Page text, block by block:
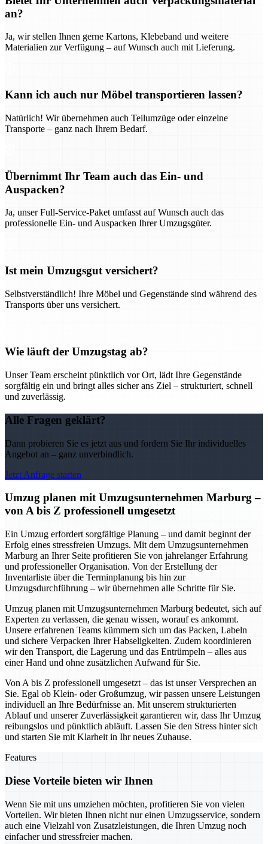
an?
Ja, wir stellen Ihnen gerne Kartons, Klebeband und weitere
Materialien zur Verfügung – auf Wunsch auch mit Lieferung.
Kann ich auch nur Möbel transportieren lassen?
Natürlich! Wir übernehmen auch Teilumzüge oder einzelne
Transporte – ganz nach Ihrem Bedarf.
Übernimmt Ihr Team auch das Ein- und
Auspacken?
Ja, unser Full-Service-Paket umfasst auf Wunsch auch das
professionelle Ein- und Auspacken Ihrer Umzugsgüter.
Ist mein Umzugsgut versichert?
Selbstverständlich! Ihre Möbel und Gegenstände sind während des
Transports über uns versichert.
Wie läuft der Umzugstag ab?
Unser Team erscheint pünktlich vor Ort, lädt Ihre Gegenstände
sorgfältig ein und bringt alles sicher ans Ziel – strukturiert, schnell
und zuverlässig.
Alle Fragen geklärt?
Dann probieren Sie es jetzt aus und fordern Sie Ihr individuelles
Angebot an – ganz unverbindlich.
Jetzt Anfrage starten
Umzug planen mit Umzugsunternehmen Marburg –
von A bis Z professionell umgesetzt
Ein Umzug erfordert sorgfältige Planung – und damit beginnt der
Erfolg eines stressfreien Umzugs. Mit dem Umzugsunternehmen
Marburg an Ihrer Seite profitieren Sie von jahrelanger Erfahrung
und professioneller Organisation. Von der Erstellung der
Inventarliste über die Terminplanung bis hin zur
Umzugsdurchführung – wir übernehmen alle Schritte für Sie.
Umzug planen mit Umzugsunternehmen Marburg bedeutet, sich auf
Experten zu verlassen, die genau wissen, worauf es ankommt.
Unsere erfahrenen Teams kümmern sich um das Packen, Labeln
und sichere Verpacken Ihrer Habseligkeiten. Zudem koordinieren
wir den Transport, die Lagerung und das Entrümpeln – alles aus
einer Hand und ohne zusätzlichen Aufwand für Sie.
Von A bis Z professionell umgesetzt – das ist unser Versprechen an
Sie. Egal ob Klein- oder Großumzug, wir passen unsere Leistungen
individuell an Ihre Bedürfnisse an. Mit unserem strukturierten
Ablauf und unserer Zuverlässigkeit garantieren wir, dass Ihr Umzug
reibungslos und pünktlich abläuft. Lassen Sie den Stress hinter sich
und starten Sie mit Klarheit in Ihr neues Zuhause.
Features
Diese Vorteile bieten wir Ihnen
Wenn Sie mit uns umziehen möchten, profitieren Sie von vielen
Vorteilen. Wir bieten Ihnen nicht nur einen Umzugsservice, sondern
auch eine Vielzahl von Zusatzleistungen, die Ihren Umzug noch
einfacher und stressfreier machen.